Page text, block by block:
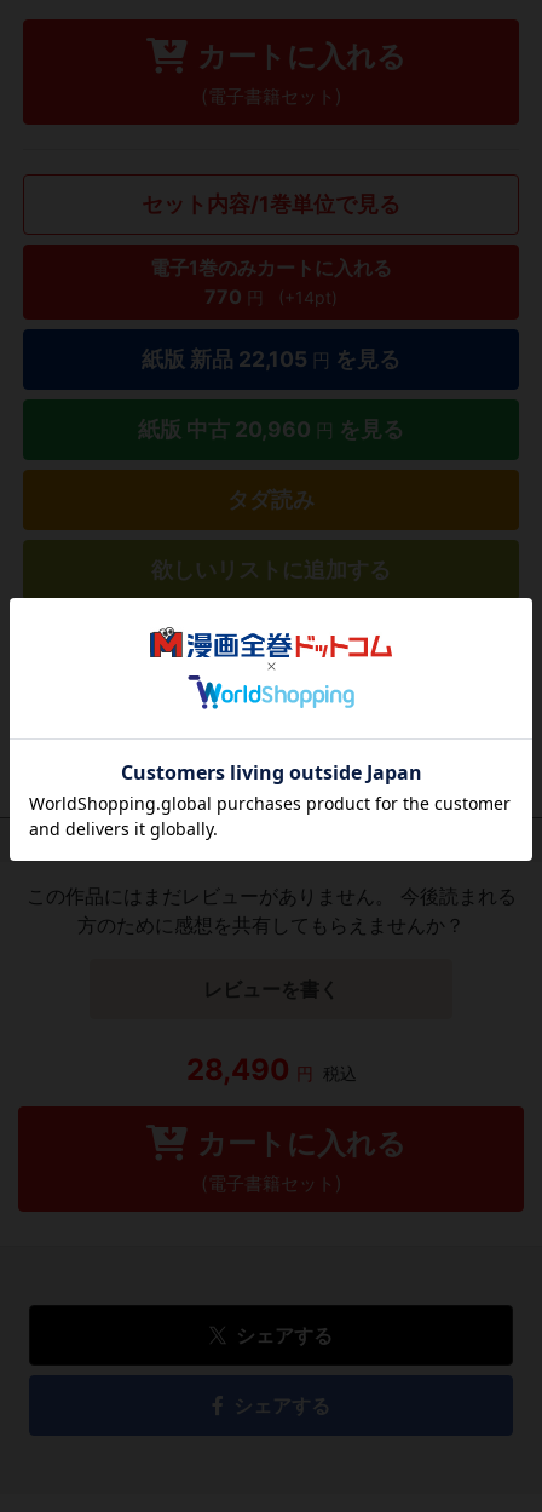
カートに入れる
(電子書籍セット)
セット内容/1巻単位で見る
電子1巻のみカートに入れる
770 円 (+14pt)
紙版 新品 22,105 円 を見る
紙版 中古 20,960 円 を見る
タダ読み
欲しいリストに追加する
作品レビュー （関連商品を含む）
この作品にはまだレビューがありません。 今後読まれる
方のために感想を共有してもらえませんか？
レビューを書く
28,490 円 税込
カートに入れる
(電子書籍セット)
シェアする
シェアする